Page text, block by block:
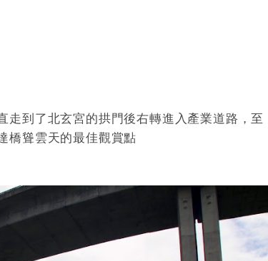
走到了北玄宮的拱門後右轉進入產業道路，至
橋聳雲天的最佳觀賞點